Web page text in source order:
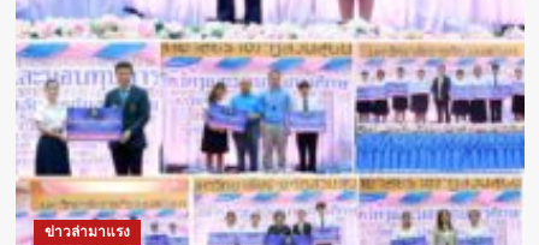
นัก
เขียน
“4
ฤดู
ที่
ไม่
เคย
หาย
ป่วย”
เรื่อง
จริง
ข่าวล่ามาแรง